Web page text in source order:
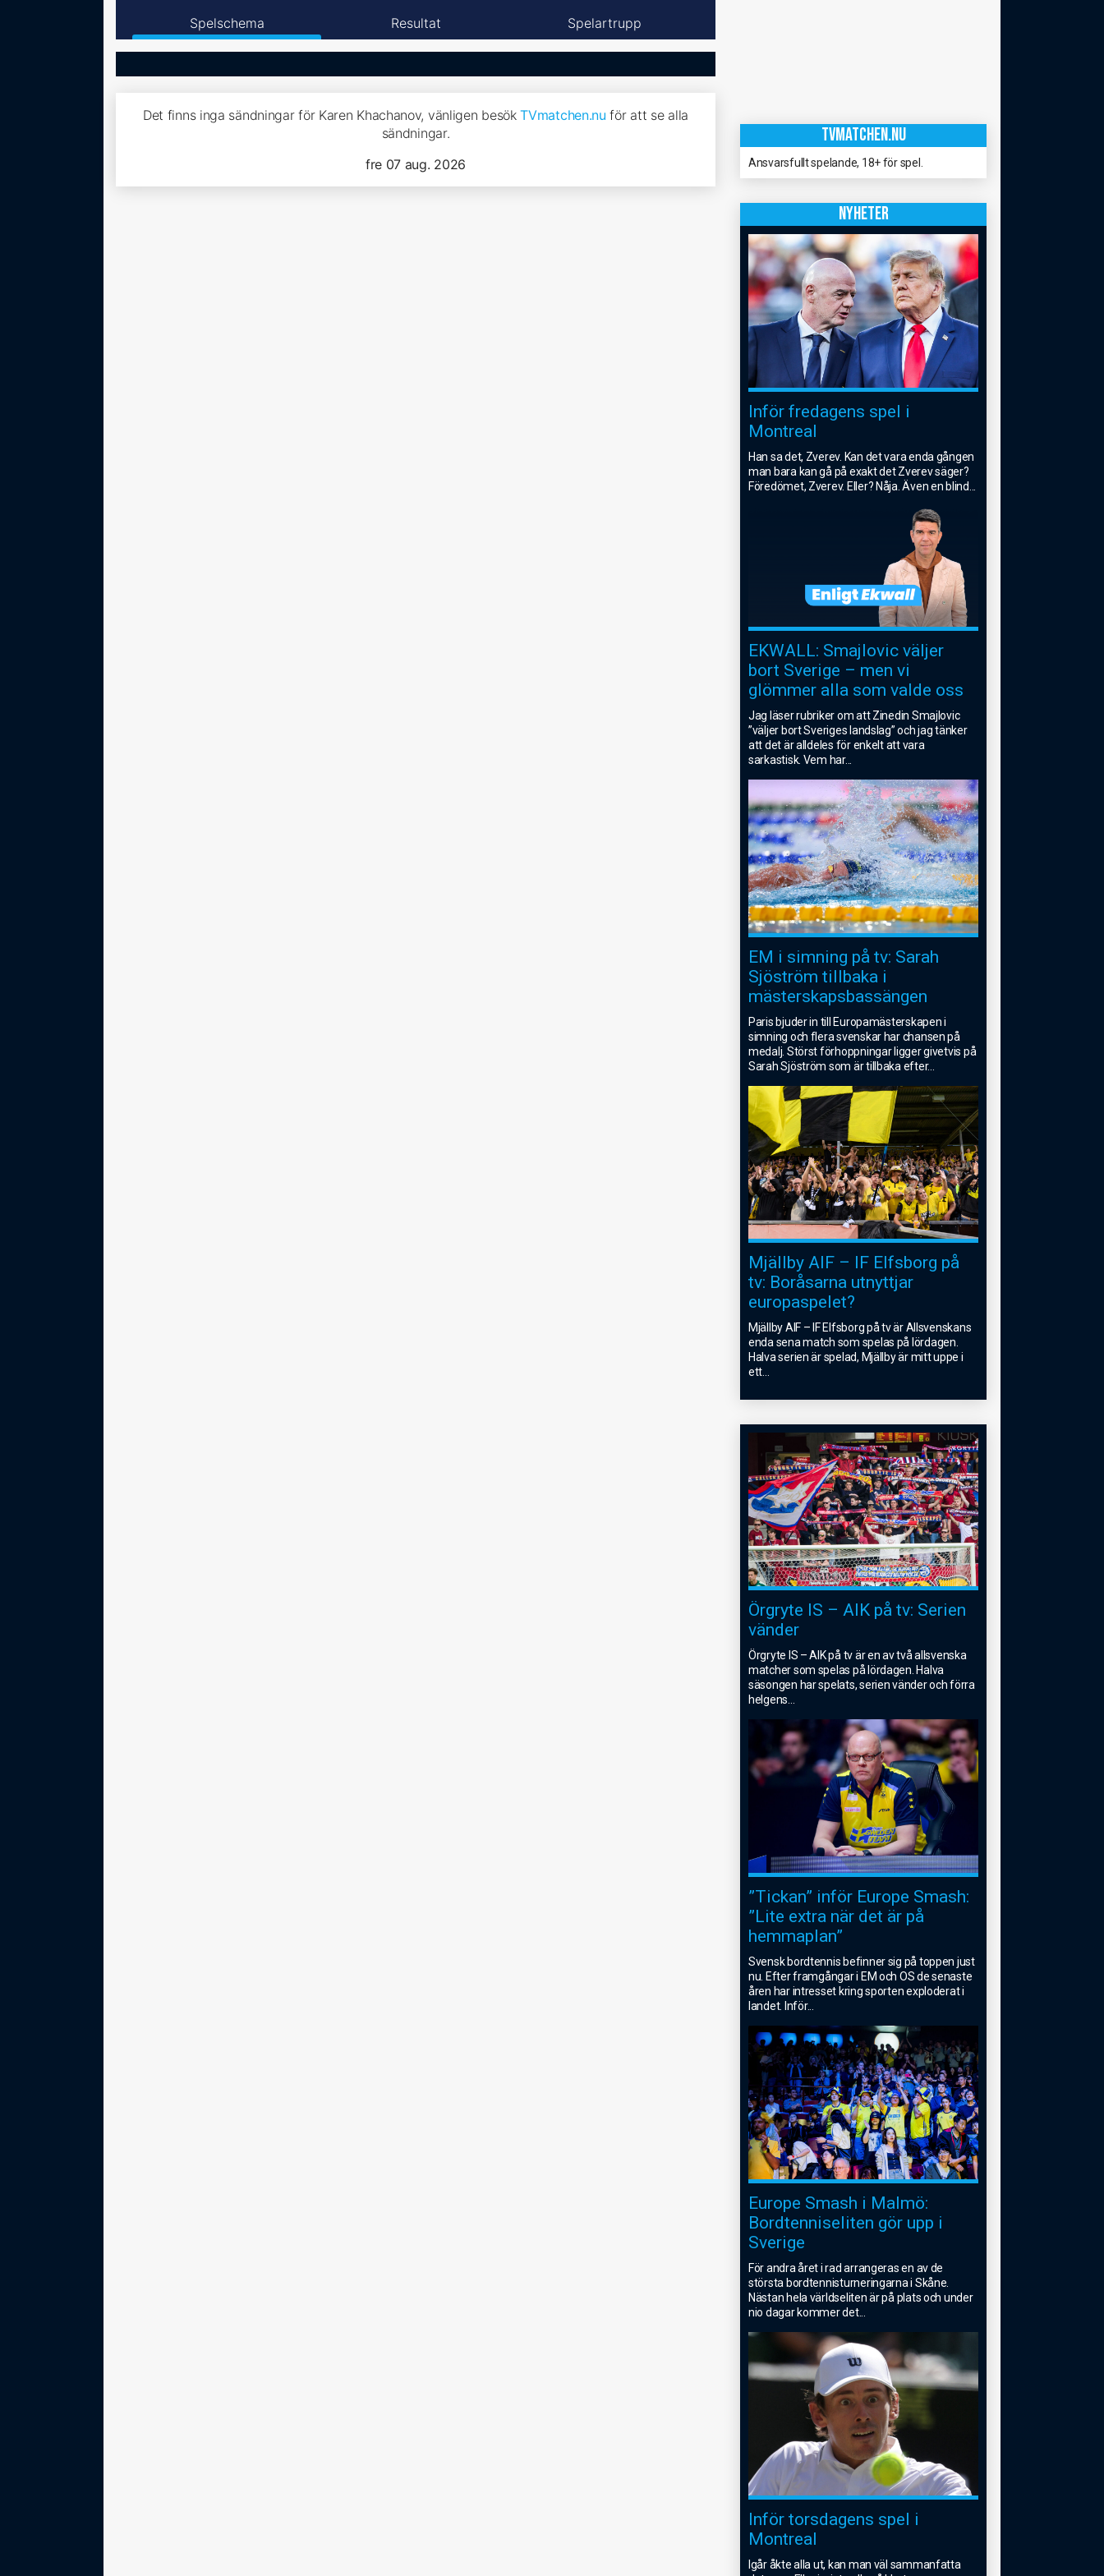
Spelschema Resultat Spelartrupp
Det finns inga sändningar för Karen Khachanov, vänligen besökTVmatchen.nu för att se alla
sändningar.
fre 07 aug. 2026
TVMATCHEN.NU
Ansvarsfullt spelande, 18+ för spel.
NYHETER
Inför fredagens spel i
Montreal
Han sa det, Zverev. Kan det vara enda gången
man bara kan gå på exakt det Zverev säger?
Föredömet, Zverev. Eller? Nåja. Även en blind
EKWALL: Smajlovic väljer
bort Sverige – men vi
glömmer alla som valde oss
Jag läser rubriker om att Zinedin Smajlovic
”väljer bort Sveriges landslag” och jag tänker
att det är alldeles för enkelt att vara
sarkastisk. Vem har...
EM i simning på tv: Sarah
Sjöström tillbaka i
mästerskapsbassängen
Paris bjuder in till Europamästerskapen i
simning och flera svenskar har chansen på
medalj. Störst förhoppningar ligger givetvis på
Sarah Sjöström som är tillbaka efter...
Mjällby AIF – IF Elfsborg på
tv: Boråsarna utnyttjar
europaspelet?
Mjällby AIF – IF Elfsborg på tv är Allsvenskans
enda sena match som spelas på lördagen.
Halva serien är spelad, Mjällby är mitt uppe i
ett...
Örgryte IS – AIK på tv: Serien
vänder
Örgryte IS – AIK på tv är en av två allsvenska
matcher som spelas på lördagen. Halva
säsongen har spelats, serien vänder och förra
helgens
”Tickan” inför Europe Smash:
”Lite extra när det är på
hemmaplan”
Svensk bordtennis befinner sig på toppen just
nu. Efter framgångar i EM och OS de senaste
åren har intresset kring sporten exploderat i
landet. Inför...
Europe Smash i Malmö:
Bordtenniseliten gör upp i
Sverige
För andra året i rad arrangeras en av de
största bordtennisturneringarna i Skåne.
Nästan hela världseliten är på plats och under
nio dagar kommer det...
Inför torsdagens spel i
Montreal
Igår åkte alla ut, kan man väl sammanfatta